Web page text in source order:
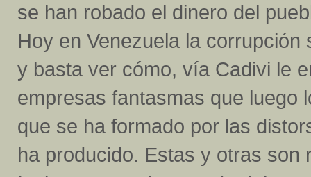
se han robado el dinero del
Hoy en Venezuela la
y basta ver cómo, vía Cadivi le
empresas fantasmas que luego
que se ha formado por las
ha producido. Estas y otras son